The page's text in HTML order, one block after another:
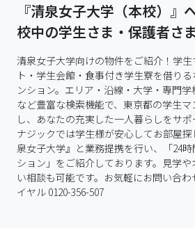
『清泉女子大学（本校）』
校中の学生さま・保護者さ
清泉女子大学向けの物件をご紹介！学
ト・学生会館・食事付き学生寮を借り
ンション。エリア・沿線・大学・専門
など豊富な検索機能で、東京都の学生
し、あなたの充実した一人暮らしをサポ
ナジックでは学生様が安心してお部屋
泉女子大学』と業務提携を行い、「24
ション」をご紹介しております。見学
い相談も可能です。お気軽にお問い合
イヤル 0120-356-507